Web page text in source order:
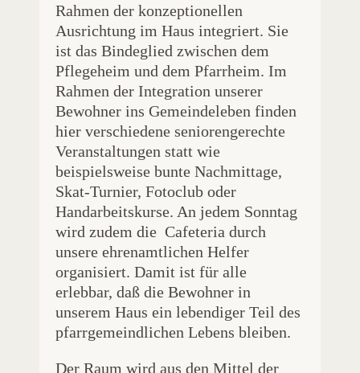
Rahmen der konzeptionellen
Ausrichtung im Haus integriert. Sie
ist das Bindeglied zwischen dem
Pflegeheim und dem Pfarrheim. Im
Rahmen der Integration unserer
Bewohner ins Gemeindeleben finden
hier verschiedene seniorengerechte
Veranstaltungen statt wie
beispielsweise bunte Nachmittage,
Skat-Turnier, Fotoclub oder
Handarbeitskurse. An jedem Sonntag
wird zudem die Cafeteria durch
unsere ehrenamtlichen Helfer
organisiert. Damit ist für alle
erlebbar, daß die Bewohner in
unserem Haus ein lebendiger Teil des
pfarrgemeindlichen Lebens bleiben.
Der Raum wird aus den Mittel der